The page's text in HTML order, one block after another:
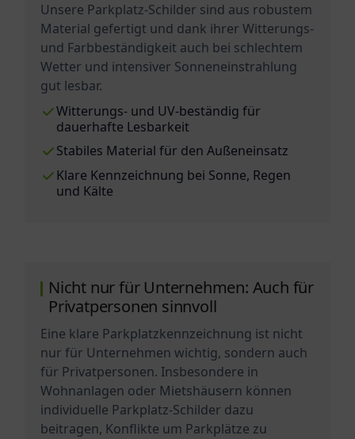
Unsere Parkplatz-Schilder sind aus robustem
Material gefertigt und dank ihrer Witterungs-
und Farbbeständigkeit auch bei schlechtem
Wetter und intensiver Sonneneinstrahlung
gut lesbar.
Witterungs- und UV-beständig für
dauerhafte Lesbarkeit
Stabiles Material für den Außeneinsatz
Klare Kennzeichnung bei Sonne, Regen
und Kälte
Nicht nur für Unternehmen: Auch für
Privatpersonen sinnvoll
Eine klare Parkplatzkennzeichnung ist nicht
nur für Unternehmen wichtig, sondern auch
für Privatpersonen. Insbesondere in
Wohnanlagen oder Mietshäusern können
individuelle Parkplatz-Schilder dazu
beitragen, Konflikte um Parkplätze zu